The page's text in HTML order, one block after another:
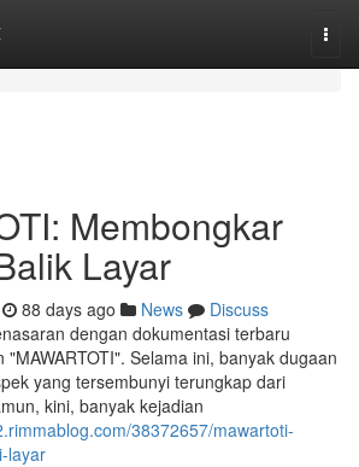
Membongkar
Layar
88 days ago News
Discuss
dengan dokumentasi terbaru
Selama ini, banyak dugaan
yang tersembunyi terungkap dari
kini, banyak kejadian
38372657/mawartoti-
layar